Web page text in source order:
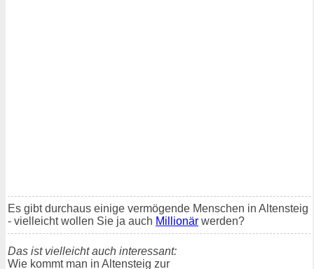
Es gibt durchaus einige vermögende Menschen in Altensteig
- vielleicht wollen Sie ja auch Millionär werden?
Das ist vielleicht auch interessant:
Wie kommt man in Altensteig zur